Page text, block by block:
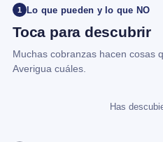
1 Lo que pueden y lo que NO
Toca para descubrir
Muchas cobranzas hacen cosas
Averigua cuáles.
Has